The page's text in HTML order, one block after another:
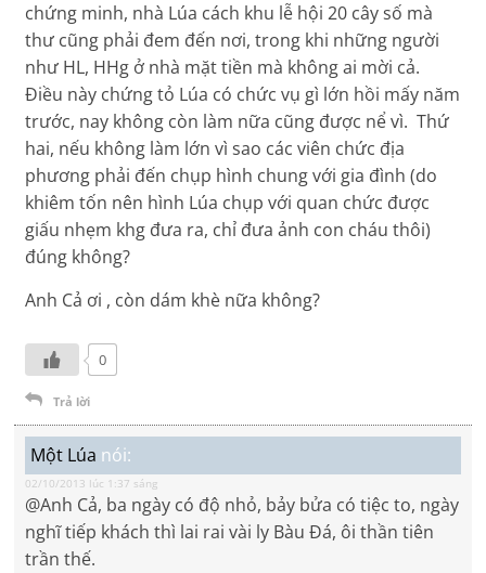
chứng minh, nhà Lúa cách khu lễ hội 20 cây số mà
thư cũng phải đem đến nơi, trong khi những người
như HL, HHg ở nhà mặt tiền mà không ai mời cả.
Điều này chứng tỏ Lúa có chức vụ gì lớn hồi mấy năm
trước, nay không còn làm nữa cũng được nể vì. Thứ
hai, nếu không làm lớn vì sao các viên chức địa
phương phải đến chụp hình chung với gia đình (do
khiêm tốn nên hình Lúa chụp với quan chức được
giấu nhẹm khg đưa ra, chỉ đưa ảnh con cháu thôi)
đúng không?
Anh Cả ơi , còn dám khè nữa không?
0
Trả lời
Một Lúa nói:
02/10/2013 lúc 1:37 sáng
@Anh Cả, ba ngày có độ nhỏ, bảy bửa có tiệc to, ngày
nghĩ tiếp khách thì lai rai vài ly Bàu Đá, ôi thần tiên
trần thế.